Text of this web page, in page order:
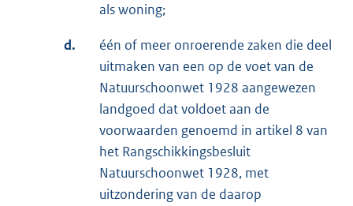
als woning;
d.
één of meer onroerende zaken die deel
uitmaken van een op de voet van de
Natuurschoonwet 1928 aangewezen
landgoed dat voldoet aan de
voorwaarden genoemd in artikel 8 van
het Rangschikkingsbesluit
Natuurschoonwet 1928, met
uitzondering van de daarop